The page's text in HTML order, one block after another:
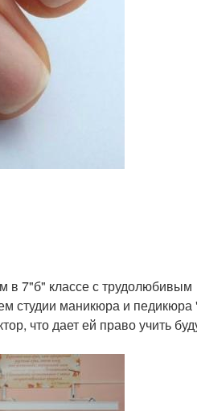
в 7"б" классе с трудолюбивым
студии маникюра и педикюра
что дает ей право учить